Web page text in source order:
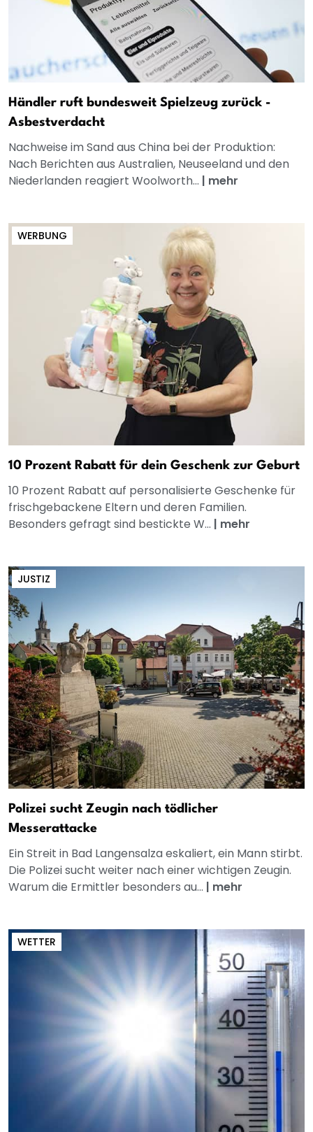
Händler ruft bundesweit Spielzeug zurück -
Asbestverdacht
Nachweise im Sand aus China bei der Produktion:
Nach Berichten aus Australien, Neuseeland und den
Niederlanden reagiert Woolworth... | mehr
WERBUNG
10 Prozent Rabatt für dein Geschenk zur Geburt
10 Prozent Rabatt auf personalisierte Geschenke für
frischgebackene Eltern und deren Familien.
Besonders gefragt sind bestickte W... | mehr
JUSTIZ
Polizei sucht Zeugin nach tödlicher
Messerattacke
Ein Streit in Bad Langensalza eskaliert, ein Mann stirbt.
Die Polizei sucht weiter nach einer wichtigen Zeugin.
Warum die Ermittler besonders au... | mehr
WETTER